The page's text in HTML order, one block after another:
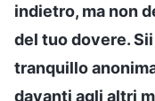
indietro, ma non
del tuo dovere.
tranquillo
davanti agli altri